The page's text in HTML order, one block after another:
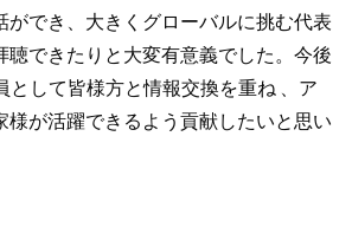
ができ、大きくグローバルに挑む代表
聴できたりと大変有意義でした。今後
として皆様方と情報交換を重ね 、ア
様が活躍できるよう貢献したいと思い